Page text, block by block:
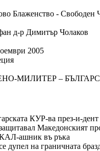
Блаженство - Свободен
д-р Димитър Чолаков
2005
МИЛИТЕР –
КУР-ва през-и-дент
Македонският
ашник въ ръка
дупел на граничната